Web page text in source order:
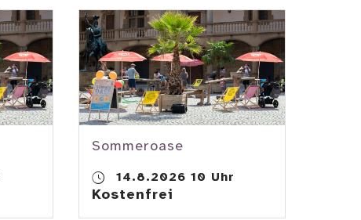
Sommeroase
14.8.2026 10 Uhr
Kostenfrei